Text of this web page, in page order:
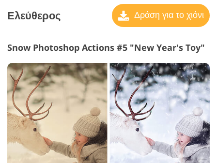
Ελεύθερος Δράση για το χιόνι
Snow Photoshop Actions #5 "New Year's Toy"